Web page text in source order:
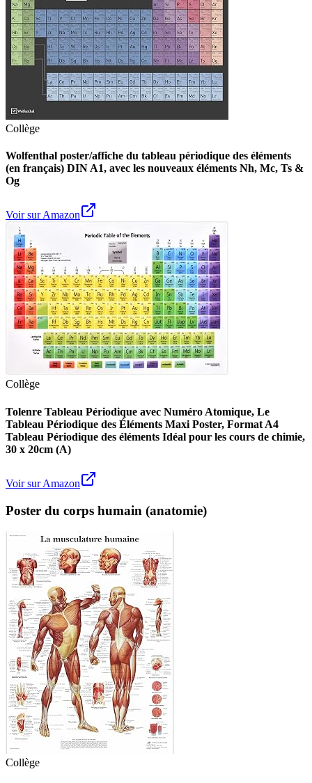
Collège
Wolfenthal poster/affiche du tableau périodique des éléments
(en français) DIN A1, avec les nouveaux éléments Nh, Mc, Ts &
Og
Voir sur Amazon
Collège
Tolenre Tableau Périodique avec Numéro Atomique, Le
Tableau Périodique des Éléments Maxi Poster, Format A4
Tableau Périodique des éléments Idéal pour les cours de chimie,
30 x 20cm (A)
Voir sur Amazon
Poster du corps humain (anatomie)
Collège